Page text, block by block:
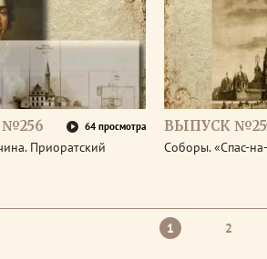
64 просмотра
Приоратский
ВЫПУСК
Соборы. «Спас-
1 2